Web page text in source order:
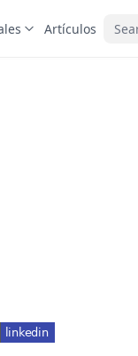
Artículos